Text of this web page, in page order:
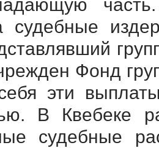
судебные
Фонд
эти
В Квебеке
судебные